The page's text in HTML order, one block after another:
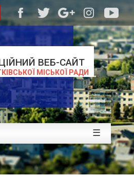
ВЕБ-САЙТ
МІСЬКОЇ РАДИ
☰